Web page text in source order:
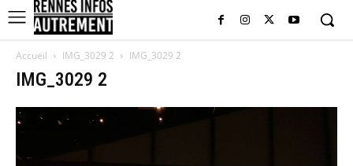
Accueil IMG_3029 2 IMG_3029 2
IMG_3029 2